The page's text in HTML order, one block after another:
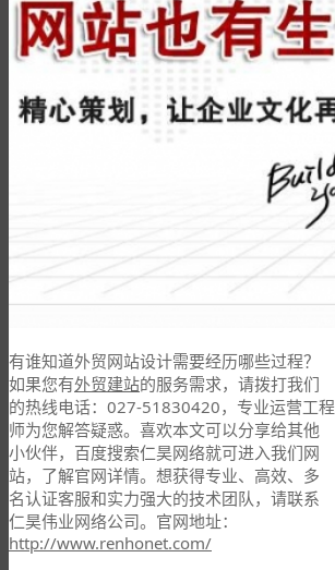
有谁知道外贸网站设计需要经历哪些过程？
如果您有外贸建站的服务需求，请拨打我们
的热线电话：027-51830420，专业运营工程
师为您解答疑惑。喜欢本文可以分享给其他
小伙伴，百度搜索仁昊网络就可进入我们网
站，了解官网详情。想获得专业、高效、多
名认证客服和实力强大的技术团队，请联系
仁昊伟业网络公司。官网地址：
http://www.renhonet.com/